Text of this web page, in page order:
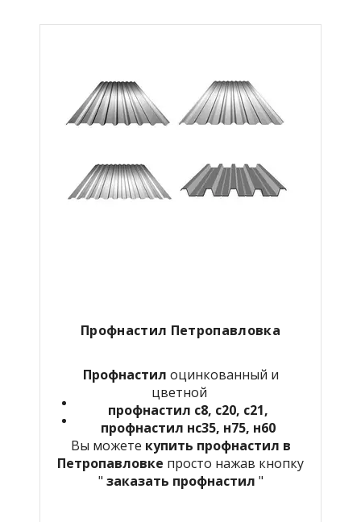
Профнастил Петропавловка
Профнастил оцинкованный и
цветной
профнастил с8, с20, с21,
профнастил нс35, н75, н60
Вы можете купить профнастил в
Петропавловке просто нажав кнопку
" заказать профнастил "